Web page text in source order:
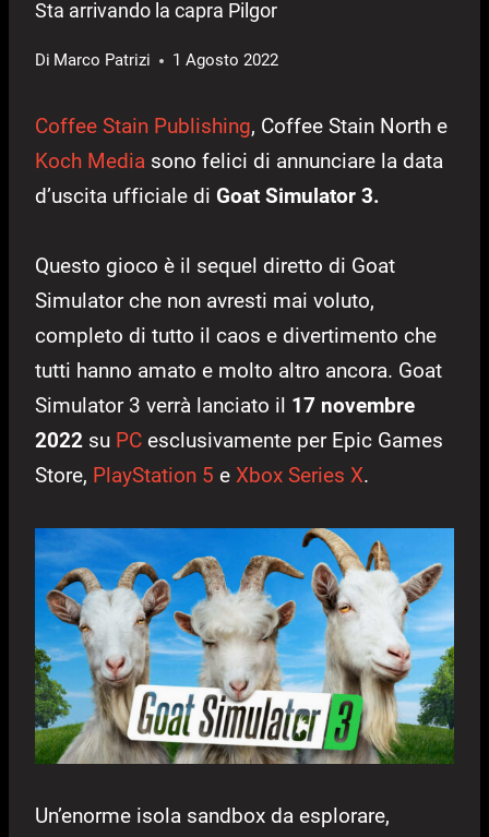
Sta arrivando la capra Pilgor
Di Marco Patrizi 1 Agosto 2022
Coffee Stain Publishing, Coffee Stain North e
Koch Media sono felici di annunciare la data
d’uscita ufficiale di Goat Simulator 3.
Questo gioco è il sequel diretto di Goat
Simulator che non avresti mai voluto,
completo di tutto il caos e divertimento che
tutti hanno amato e molto altro ancora. Goat
Simulator 3 verrà lanciato il 17 novembre
2022 su PC esclusivamente per Epic Games
Store, PlayStation 5 e Xbox Series X.
Un’enorme isola sandbox da esplorare,